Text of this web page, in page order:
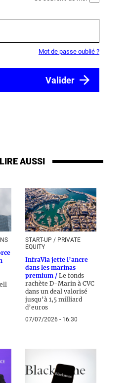
Mot de passe oublié ?
AUSSI
START-UP / PRIVATE
EQUITY
InfraVia jette l’ancre
dans les marinas
premium / Le fonds
rachète D-Marin à CVC
dans un deal valorisé
jusqu’à 1,5 milliard
d’euros
07/07/2026 - 16:30